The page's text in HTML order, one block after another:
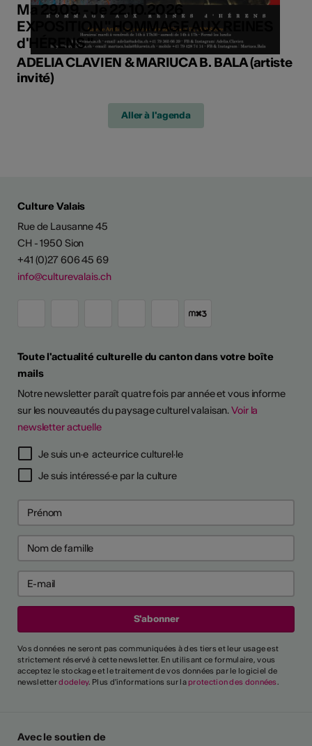
Ma 29.09. - Je 22.10.2026
EXPOSITION " HOMMAGE AUX REINES
d'HÉRENS "
ADELIA CLAVIEN & MARIUCA B. BALA (artiste
invité)
Aller à l'agenda
Culture Valais
Rue de Lausanne 45
CH - 1950 Sion
+41 (0)27 606 45 69
info@culturevalais.ch
Toute l'actualité culturelle du canton dans votre boîte
mails
Notre newsletter paraît quatre fois par année et vous informe
sur les nouveautés du paysage culturel valaisan.Voir la
newsletter actuelle
Je suis un·e acteur·rice culturel·le
Je suis intéressé·e par la culture
Vos données ne seront pas communiquées à des tiers et leur usage est
strictement réservé à cette newsletter. En utilisant ce formulaire, vous
acceptez le stockage et le traitement de vos données par le logiciel de
newsletterdodeley. Plus d'informations sur la protection des données.
Avec le soutien de